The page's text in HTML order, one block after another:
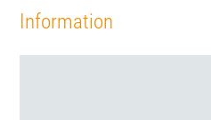
Information